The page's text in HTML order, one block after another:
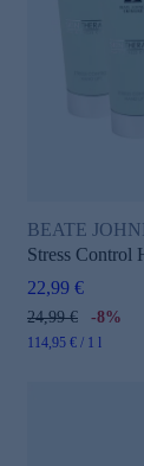
BEATE
Stress Control
22,99 €
24,99 € -8%
114,95 € / 1 l